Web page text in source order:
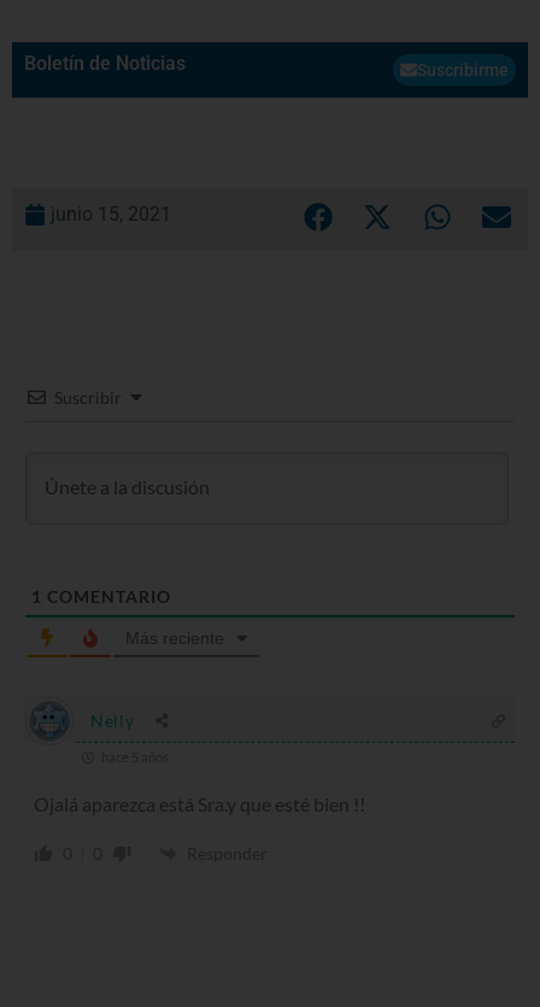
Boletín de Noticias Suscribirme
junio 15, 2021
Suscribir
1 COMENTARIO
Más reciente
Nelly
Ojalá aparezca está Sra.y que esté bien !!